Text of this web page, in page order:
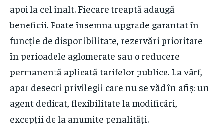
apoi la cel înalt. Fiecare treaptă adaugă
beneficii. Poate însemna upgrade garantat în
funcție de disponibilitate, rezervări prioritare
în perioadele aglomerate sau o reducere
permanentă aplicată tarifelor publice. La vârf,
apar deseori privilegii care nu se văd în afiș: un
agent dedicat, flexibilitate la modificări,
excepții de la anumite penalități.